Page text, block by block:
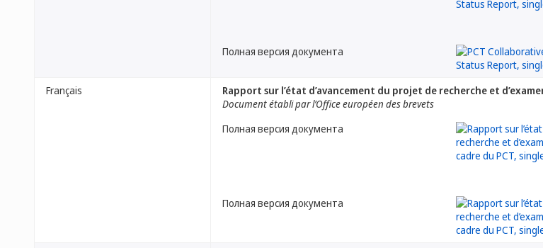
Полная версия документа
Français
Rapport sur l’état d’avancement du projet de recherche et
Document établi par l’Office européen des brevets
Полная версия документа
Полная версия документа